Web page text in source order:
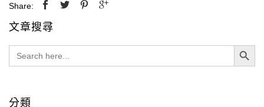
Share:
文章搜尋
Search
for:
Search Button
分類